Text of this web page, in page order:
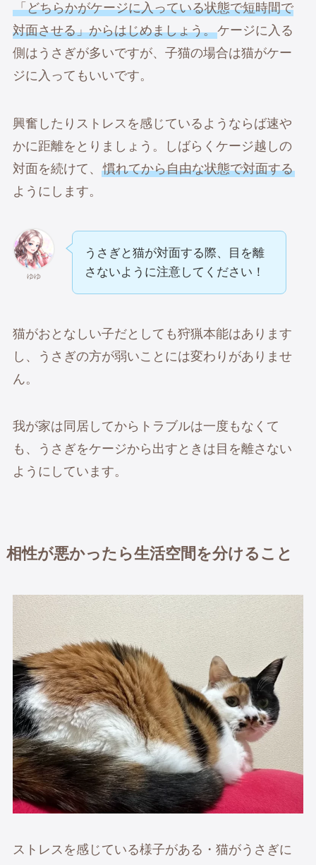
「どちらかがケージに入っている状態で短時間で
対面させる」からはじめましょう。ケージに入る
側はうさぎが多いですが、子猫の場合は猫がケー
ジに入ってもいいです。
興奮したりストレスを感じているようならば速や
かに距離をとりましょう。しばらくケージ越しの
対面を続けて、 慣れてから自由な状態で対面する
ようにします。
ゆゆ
うさぎと猫が対面する際、目を離
さないように注意してください！
猫がおとなしい子だとしても狩猟本能はあります
し、うさぎの方が弱いことには変わりがありませ
ん。
我が家は同居してからトラブルは一度もなくて
も、うさぎをケージから出すときは目を離さない
ようにしています。
相性が悪かったら生活空間を分けること
ストレスを感じている様子がある・猫がうさぎに